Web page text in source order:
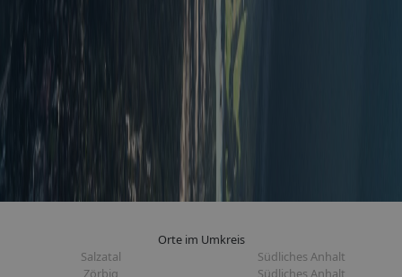
Orte im Umkreis
Salzatal
Südliches Anhalt